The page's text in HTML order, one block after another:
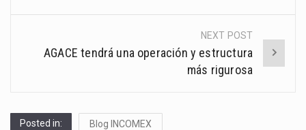
NEXT POST
AGACE tendrá una operación y estructura
más rigurosa
Posted in: Blog INCOMEX